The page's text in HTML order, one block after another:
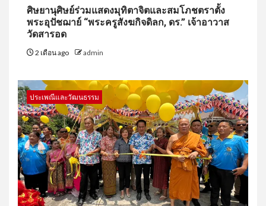
ศิษยานุศิษย์ร่วมแสดงมุทิตาจิตและสมโภชตราตั้ง
พระอุปัชฌาย์ “พระครูสังฆกิจดิลก, ดร.” เจ้าอาวาส
วัดสารอด
2 เดือน ago admin
ประเพณีและวัฒนธรรม